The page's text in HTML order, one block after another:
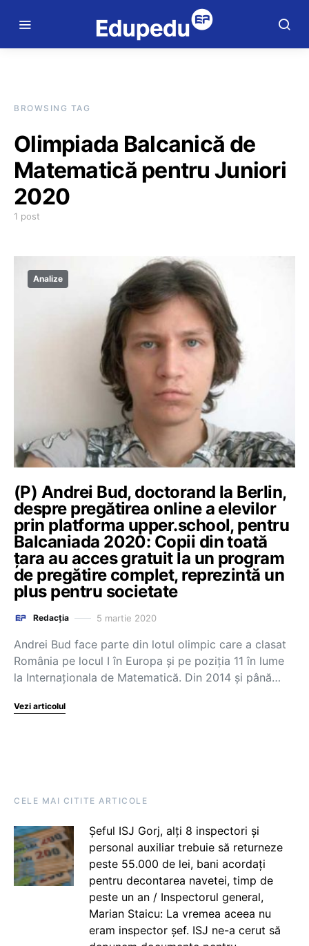
BROWSING TAG
Olimpiada Balcanică de
Matematică pentru Juniori
2020
1 post
Analize
(P) Andrei Bud, doctorand la Berlin,
despre pregătirea online a elevilor
prin platforma upper.school, pentru
Balcaniada 2020: Copii din toată
țara au acces gratuit la un program
de pregătire complet, reprezintă un
plus pentru societate
Redacția 5 martie 2020
Andrei Bud face parte din lotul olimpic care a clasat
România pe locul I în Europa și pe poziția 11 în lume
la Internaționala de Matematică. Din 2014 și până…
Vezi articolul
CELE MAI CITITE ARTICOLE
Șeful ISJ Gorj, alți 8 inspectori și
personal auxiliar trebuie să returneze
peste 55.000 de lei, bani acordați
pentru decontarea navetei, timp de
peste un an / Inspectorul general,
Marian Staicu: La vremea aceea nu
eram inspector șef. ISJ ne-a cerut să